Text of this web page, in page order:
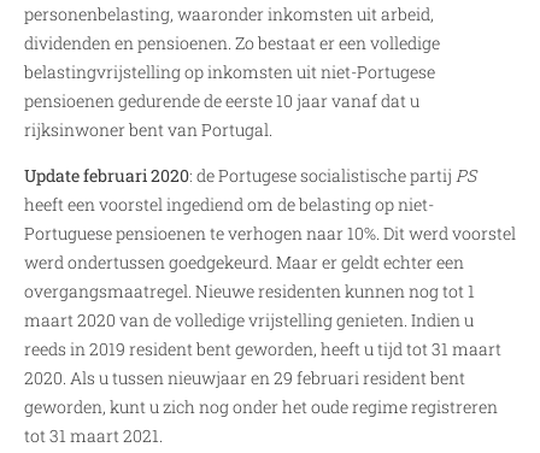
personenbelasting, waaronder inkomsten uit arbeid,
dividenden en pensioenen. Zo bestaat er een volledige
belastingvrijstelling op inkomsten uit niet-Portugese
pensioenen gedurende de eerste 10 jaar vanaf dat u
rijksinwoner bent van Portugal.
Update februari 2020: de Portugese socialistische partij PS
heeft een voorstel ingediend om de belasting op niet-
Portuguese pensioenen te verhogen naar 10%. Dit werd voorstel
werd ondertussen goedgekeurd. Maar er geldt echter een
overgangsmaatregel. Nieuwe residenten kunnen nog tot 1
maart 2020 van de volledige vrijstelling genieten. Indien u
reeds in 2019 resident bent geworden, heeft u tijd tot 31 maart
2020. Als u tussen nieuwjaar en 29 februari resident bent
geworden, kunt u zich nog onder het oude regime registreren
tot 31 maart 2021.